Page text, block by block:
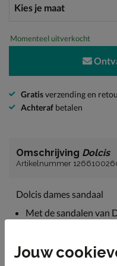
Momenteel uitverkocht
Gratisverzending en
Achteraf betalen
Omschrijving Dolcis
Artikelnummer
Dolcis dames sandaal
Met de sandalen van
afwerking geeft. De
Jouw